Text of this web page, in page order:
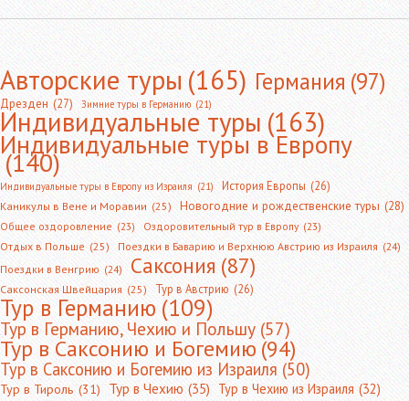
Авторские туры(165) Германия(97)
Дрезден (27) Зимние туры в Германию (21)
Индивидуальные туры(163)
Индивидуальные туры в Европу
(140)
Индивидуальные туры в Европу из Израиля (21) История Европы (26)
Каникулы в Вене и Моравии (25) Новогодние и рождественские туры (28)
Общее оздоровление (23) Оздоровительный тур в Европу (23)
Отдых в Польше (25) Поездки в Баварию и Верхнюю Австрию из Израиля (24)
Поездки в Венгрию (24) Саксония (87)
Саксонская Швейцария (25) Тур в Австрию (26)
Тур в Германию(109)
Тур в Германию, Чехию и Польшу (57)
Тур в Саксонию и Богемию(94)
Тур в Саксонию и Богемию из Израиля (50)
Тур в Тироль (31) Тур в Чехию (35) Тур в Чехию из Израиля (32)